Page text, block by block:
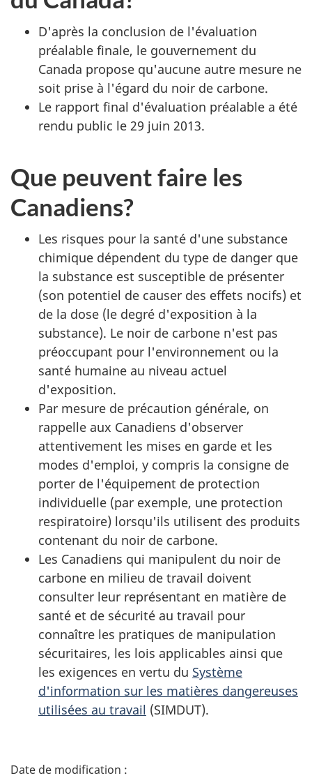
D'après la conclusion de l'évaluation
préalable finale, le gouvernement du
Canada propose qu'aucune autre mesure ne
soit prise à l'égard du noir de carbone.
Le rapport final d'évaluation préalable a été
rendu public le 29 juin 2013.
Que peuvent faire les
Canadiens?
Les risques pour la santé d'une substance
chimique dépendent du type de danger que
la substance est susceptible de présenter
(son potentiel de causer des effets nocifs) et
de la dose (le degré d'exposition à la
substance). Le noir de carbone n'est pas
préoccupant pour l'environnement ou la
santé humaine au niveau actuel
d'exposition.
Par mesure de précaution générale, on
rappelle aux Canadiens d'observer
attentivement les mises en garde et les
modes d'emploi, y compris la consigne de
porter de l'équipement de protection
individuelle (par exemple, une protection
respiratoire) lorsqu'ils utilisent des produits
contenant du noir de carbone.
Les Canadiens qui manipulent du noir de
carbone en milieu de travail doivent
consulter leur représentant en matière de
santé et de sécurité au travail pour
connaître les pratiques de manipulation
sécuritaires, les lois applicables ainsi que
les exigences en vertu du Système
d'information sur les matières dangereuses
utilisées au travail (SIMDUT).
D